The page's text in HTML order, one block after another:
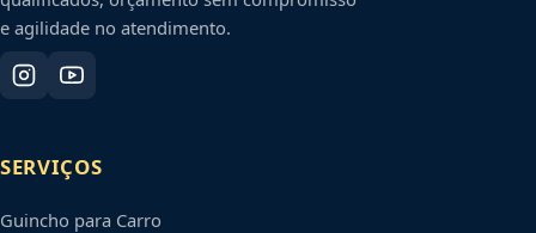
e agilidade no atendimento.
SERVIÇOS
Guincho para Carro